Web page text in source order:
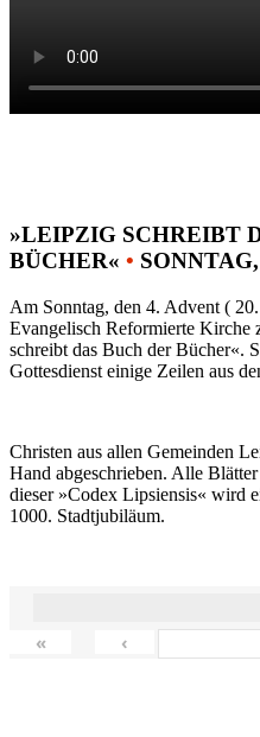
»LEIPZIG SCHREIBT
BÜCHER« •
Am Sonntag, den 4. Advent (
Evangelisch Reformierte
schreibt das Buch der Bücher«.
Gottesdienst einige Zeilen aus
Christen aus allen Gemeinden
Hand abgeschrieben. Alle
dieser »Codex Lipsiensis« wird
1000. Stadtjubiläum.
« ‹